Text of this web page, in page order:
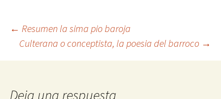
Navegación
de
← Resumen la sima pio baroja
Culterana o conceptista, la poesia del barroco →
Deja una respuesta